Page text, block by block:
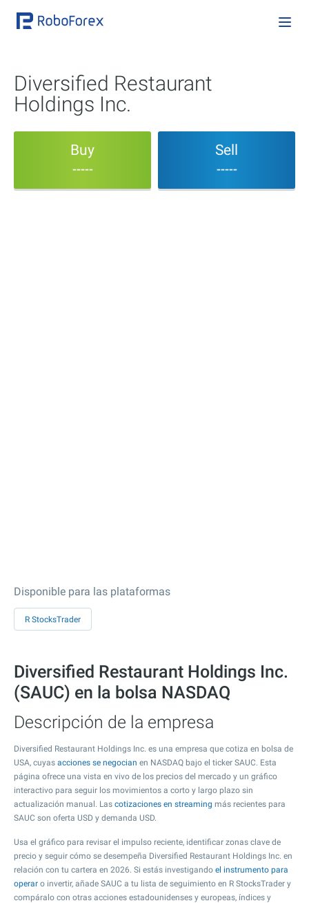
Diversified Restaurant
Holdings Inc.
Buy
-----
Sell
-----
Disponible para las plataformas
R StocksTrader
Diversified Restaurant Holdings Inc.
(SAUC) en la bolsa NASDAQ
Descripción de la empresa
Diversified Restaurant Holdings Inc. es una empresa que cotiza en bolsa de
USA, cuyas acciones se negocian en NASDAQ bajo el ticker SAUC. Esta
página ofrece una vista en vivo de los precios del mercado y un gráfico
interactivo para seguir los movimientos a corto y largo plazo sin
actualización manual. Las cotizaciones en streaming más recientes para
SAUC son oferta USD y demanda USD.
Usa el gráfico para revisar el impulso reciente, identificar zonas clave de
precio y seguir cómo se desempeña Diversified Restaurant Holdings Inc. en
relación con tu cartera en 2026. Si estás investigando el instrumento para
operar o invertir, añade SAUC a tu lista de seguimiento en R StocksTrader y
compáralo con otras acciones estadounidenses y europeas, índices y